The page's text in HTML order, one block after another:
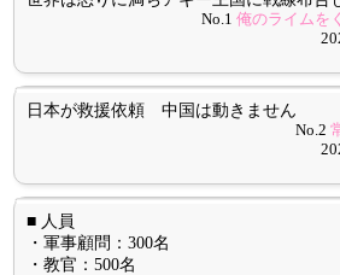
No.1俺のライムを
日本が救援依頼 中国は動きません
No.2
■ 人員
・軍事顧問：300名
・教官：500名